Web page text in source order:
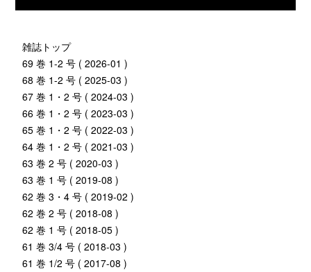
雑誌トップ
69 巻 1-2 号 ( 2026-01 )
68 巻 1-2 号 ( 2025-03 )
67 巻 1・2 号 ( 2024-03 )
66 巻 1・2 号 ( 2023-03 )
65 巻 1・2 号 ( 2022-03 )
64 巻 1・2 号 ( 2021-03 )
63 巻 2 号 ( 2020-03 )
63 巻 1 号 ( 2019-08 )
62 巻 3・4 号 ( 2019-02 )
62 巻 2 号 ( 2018-08 )
62 巻 1 号 ( 2018-05 )
61 巻 3/4 号 ( 2018-03 )
61 巻 1/2 号 ( 2017-08 )